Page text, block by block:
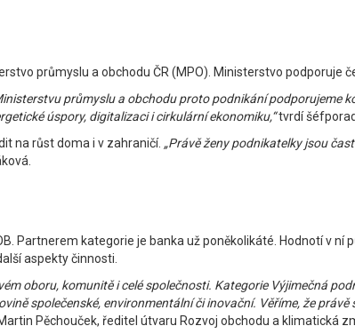
průmyslu a obchodu ČR (MPO). Ministerstvo podporuje
průmyslu a obchodu proto podnikání podporujeme
úspory, digitalizaci i cirkulární ekonomiku,“tvrdí
na růst doma i v zahraničí. „Právě ženy podnikatelky jsou
Partnerem kategorie je banka už poněkolikáté. Hodnotí v
aspekty činnosti.
oboru, komunitě i celé společnosti. Kategorie Výjimečná
společenské, environmentální či inovační. Věříme, že
Pěchouček, ředitel útvaru Rozvoj obchodu a klimatická